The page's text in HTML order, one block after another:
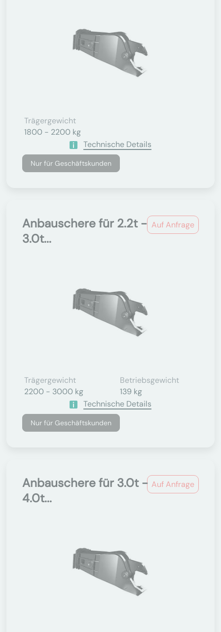
Trägergewicht
1800 - 2200 kg
Technische Details
Nur für Geschäftskunden
Auf Anfrage
Anbauschere für 2.2t -
3.0t...
Trägergewicht
2200 - 3000 kg
Betriebsgewicht
139 kg
Technische Details
Nur für Geschäftskunden
Auf Anfrage
Anbauschere für 3.0t -
4.0t...